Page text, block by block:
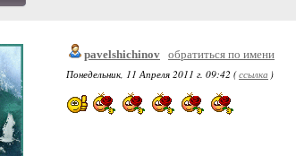
pavelshichinov обратиться по имени
Понедельник, 11 Апреля 2011 г. 09:42 (ссылка )